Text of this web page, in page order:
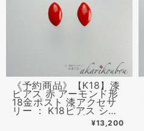
《予約商品》【K18】漆
ピアス 赤 アーモンド形
18金ポスト 漆アクセサ
リー ： K18ピアス シリ
コンキャッチ プレゼント
還暦プレゼント イヤリン
¥13,200